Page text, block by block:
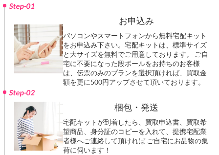
Step-01
お申込み
パソコンやスマートフォンから無料宅配キット
をお申込み下さい。宅配キットは、標準サイズ
と大サイズを無料でご用意しております。 ご自
宅に不要になった段ボールをお持ちのお客様
は、伝票のみのプランを選択頂ければ、買取金
額を更に500円アップさせて頂いております。
Step-02
梱包・発送
宅配キットが到着したら、買取申込書、買取希
望商品、身分証のコピーを入れて、提携宅配業
者様へご連絡して頂ければ ご自宅にお品物の集
荷に伺います！